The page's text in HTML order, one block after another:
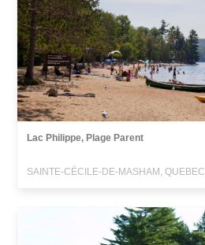
Lac Philippe, Plage Parent
SAINTE-CÉCILE-DE-MASHAM, QUEBEC